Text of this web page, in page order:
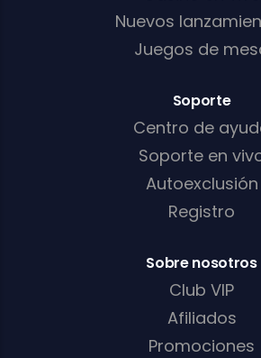
Nuevos
Juegos de
Soporte
Centro de
Soporte en
Autoexclusión
Registro
Sobre nosotros
Club VIP
Afiliados
Promociones